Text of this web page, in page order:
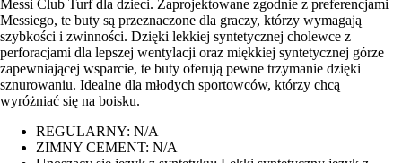
Messi Club Turf dla dzieci. Zaprojektowane zgodnie z preferencjami
Messiego, te buty są przeznaczone dla graczy, którzy wymagają
szybkości i zwinności. Dzięki lekkiej syntetycznej cholewce z
perforacjami dla lepszej wentylacji oraz miękkiej syntetycznej górze
zapewniającej wsparcie, te buty oferują pewne trzymanie dzięki
sznurowaniu. Idealne dla młodych sportowców, którzy chcą
wyróżniać się na boisku.
REGULARNY: N/A
ZIMNY CEMENT: N/A